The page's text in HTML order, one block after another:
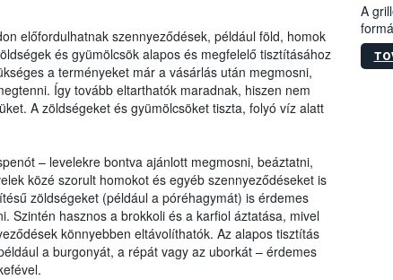
előfordulhatnak szennyeződések, például föld, homok
és gyümölcsök alapos és megfelelő tisztításához
a terményeket már a vásárlás után megmosni,
Így tovább eltarthatók maradnak, hiszen nem
A zöldségeket és gyümölcsöket tiszta, folyó víz alatt
– levelekre bontva ajánlott megmosni, beáztatni,
közé szorult homokot és egyéb szennyeződéseket is
zöldségeket (például a póréhagymát) is érdemes
Szintén hasznos a brokkoli és a karfiol áztatása, mivel
könnyebben eltávolíthatók. Az alapos tisztítás
a burgonyát, a répát vagy az uborkát – érdemes
A